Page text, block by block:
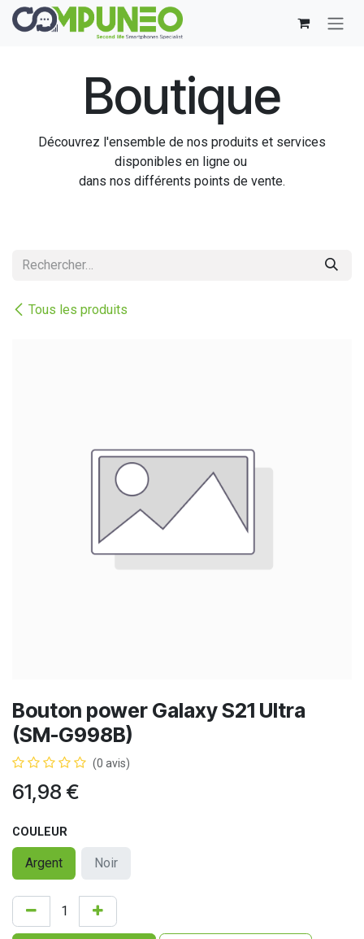
Se rendre au contenu
Boutique
Découvrez l'ensemble de nos produits et services
disponibles en ligne ou
dans nos différents points de vente.
Tous les produits
Bouton power Galaxy S21 Ultra
(SM-G998B)
(0 avis)
61,98 €
COULEUR
Argent Noir